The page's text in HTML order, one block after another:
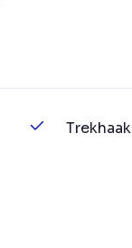
Trekhaak